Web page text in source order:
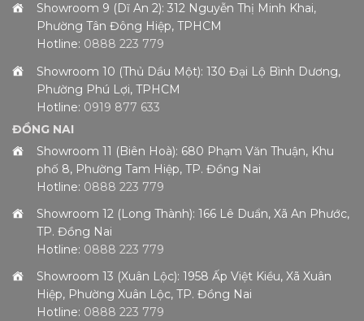
Showroom 9 (Dĩ An 2): 312 Nguyễn Thị Minh Khai,
Phường Tân Đông Hiệp, TPHCM
Hotline: 0888 223 779
Showroom 10 (Thủ Dầu Một): 130 Đại Lộ Bình Dương,
Phường Phú Lợi, TPHCM
Hotline: 0919 877 633
ĐỒNG NAI
Showroom 11 (Biên Hoà): 680 Phạm Văn Thuận, Khu
phố 8, Phường Tam Hiệp, TP. Đồng Nai
Hotline: 0888 223 779
Showroom 12 (Long Thành): 166 Lê Duẩn, Xã An Phước,
TP. Đồng Nai
Hotline: 0888 223 779
Showroom 13 (Xuân Lộc): 1958 Ấp Việt Kiều, Xã Xuân
Hiệp, Phường Xuân Lộc, TP. Đồng Nai
Hotline: 0888 223 779